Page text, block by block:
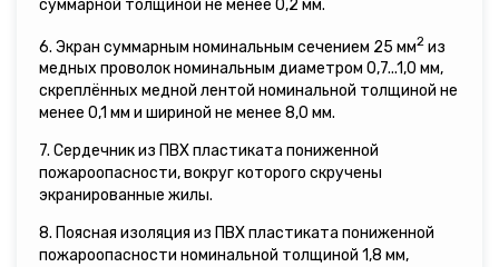
суммарной толщиной не менее 0,2 мм.
6. Экран суммарным номинальным сечением 25 мм2 из
медных проволок номинальным диаметром 0,7...1,0 мм,
скреплённых медной лентой номинальной толщиной не
менее 0,1 мм и шириной не менее 8,0 мм.
7. Сердечник из ПВХ пластиката пониженной
пожароопасности, вокруг которого скручены
экранированные жилы.
8. Поясная изоляция из ПВХ пластиката пониженной
пожароопасности номинальной толщиной 1,8 мм,